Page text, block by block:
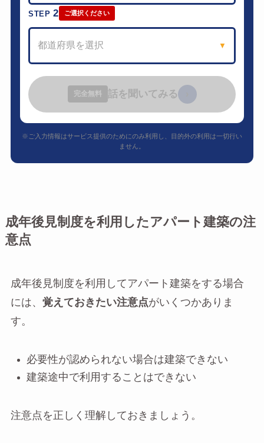
STEP2 ご選択ください
都道府県を選択 ▼
完全無料 話を聞いてみる
※ご入力情報はサービス提供のためにのみ利用し、目的外の利用は一切行い
ません。
成年後見制度を利用したアパート建築の注
意点
成年後見制度を利用してアパート建築をする場合
には、 覚えておきたい注意点がいくつかありま
す。
必要性が認められない場合は建築できない
建築途中で利用することはできない
注意点を正しく理解しておきましょう。